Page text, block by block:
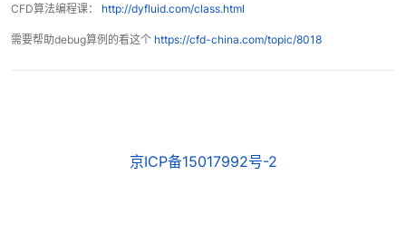
CFD算法编程课： http://dyfluid.com/class.html
需要帮助debug算例的看这个 https://cfd-china.com/topic/8018
京ICP备15017992号-2